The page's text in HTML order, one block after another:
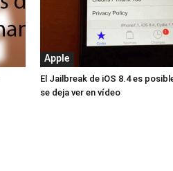
Apple
El Jailbreak de iOS 8.4 es
se deja ver en vídeo